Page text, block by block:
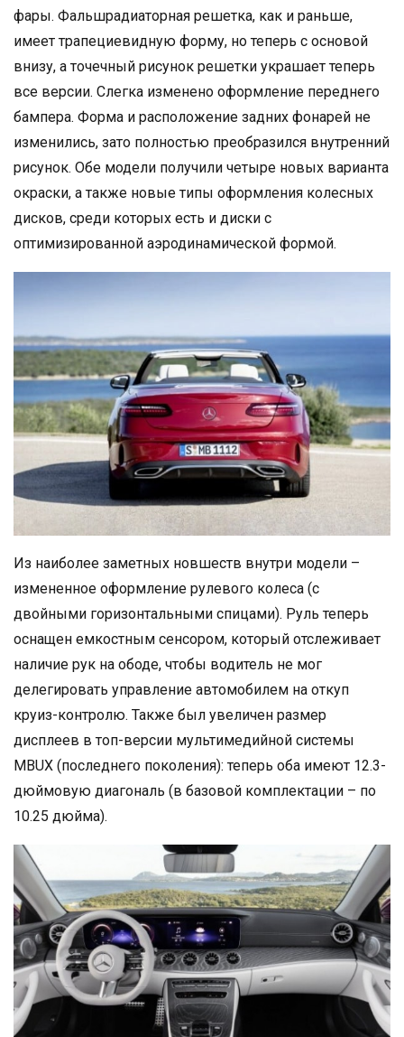
фары. Фальшрадиаторная решетка, как и раньше,
имеет трапециевидную форму, но теперь с основой
внизу, а точечный рисунок решетки украшает теперь
все версии. Слегка изменено оформление переднего
бампера. Форма и расположение задних фонарей не
изменились, зато полностью преобразился внутренний
рисунок. Обе модели получили четыре новых варианта
окраски, а также новые типы оформления колесных
дисков, среди которых есть и диски с
оптимизированной аэродинамической формой.
Из наиболее заметных новшеств внутри модели –
измененное оформление рулевого колеса (с
двойными горизонтальными спицами). Руль теперь
оснащен емкостным сенсором, который отслеживает
наличие рук на ободе, чтобы водитель не мог
делегировать управление автомобилем на откуп
круиз-контролю. Также был увеличен размер
дисплеев в топ-версии мультимедийной системы
MBUX (последнего поколения): теперь оба имеют 12.3-
дюймовую диагональ (в базовой комплектации – по
10.25 дюйма).